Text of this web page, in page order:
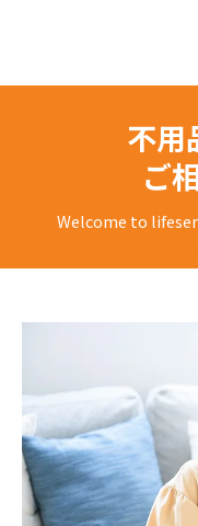
不用
ご
Welcome to